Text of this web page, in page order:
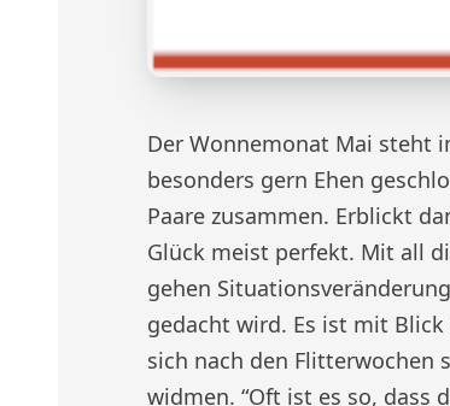
Der Wonnemonat Mai steht
besonders gern Ehen
Paare zusammen. Erblickt
Glück meist perfekt. Mit all
gehen
gedacht wird. Es ist mit
sich nach den Flitterwochen
widmen. “Oft ist es so, dass